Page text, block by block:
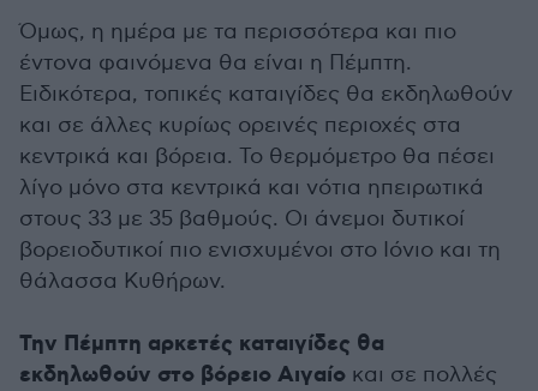
Όμως, η ημέρα με τα περισσότερα και πιο
έντονα φαινόμενα θα είναι η Πέμπτη.
Ειδικότερα, τοπικές καταιγίδες θα εκδηλωθούν
και σε άλλες κυρίως ορεινές περιοχές στα
κεντρικά και βόρεια. Το θερμόμετρο θα πέσει
λίγο μόνο στα κεντρικά και νότια ηπειρωτικά
στους 33 με 35 βαθμούς. Οι άνεμοι δυτικοί
βορειοδυτικοί πιο ενισχυμένοι στο Ιόνιο και τη
θάλασσα Κυθήρων.
Την Πέμπτη αρκετές καταιγίδες θα
εκδηλωθούν στο βόρειο Αιγαίο και σε πολλές